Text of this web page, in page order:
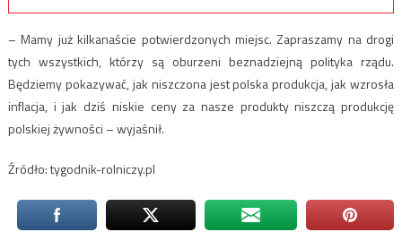
– Mamy już kilkanaście potwierdzonych miejsc. Zapraszamy na drogi
tych wszystkich, którzy są oburzeni beznadziejną polityka rządu.
Będziemy pokazywać, jak niszczona jest polska produkcja, jak wzrosła
inflacja, i jak dziś niskie ceny za nasze produkty niszczą produkcję
polskiej żywności – wyjaśnił.
Źródło: tygodnik-rolniczy.pl